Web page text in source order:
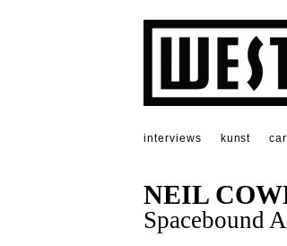
interviews kunst
NEIL
Spacebound